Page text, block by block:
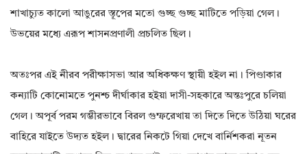
শাখাচ্যুত কালো আঙুরের স্তূপের মতো গুচ্ছ গুচ্ছ মাটিতে পড়িয়া গেল।
উভয়ের মধ্যে এরূপ শাসনপ্রণালী প্রচলিত ছিল।
অতঃপর এই নীরব পরীক্ষাসভা আর অধিকক্ষণ স্থায়ী হইল না। পিণ্ডাকার
কন্যাটি কোনোমতে পুনশ্চ দীর্ঘাকার হইয়া দাসী-সহকারে অন্তঃপুরে চলিয়া
গেল। অপূর্ব পরম গম্ভীরভাবে বিরল গুম্ফরেখায় তা দিতে দিতে উঠিয়া ঘরের
বাহিরে যাইতে উদ্যত হইল। দ্বারের নিকটে গিয়া দেখে বার্নিশকরা নূতন